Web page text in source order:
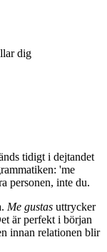
dig
tidigt i dejtandet
'me
personen, inte du.
Me gustas uttrycker
är perfekt i början
innan relationen blir